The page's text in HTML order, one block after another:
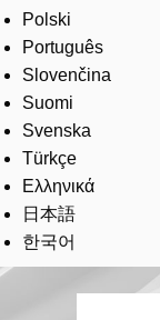
Polski
Português
Slovenčina
Suomi
Svenska
Türkçe
Ελληνικά
日本語
한국어